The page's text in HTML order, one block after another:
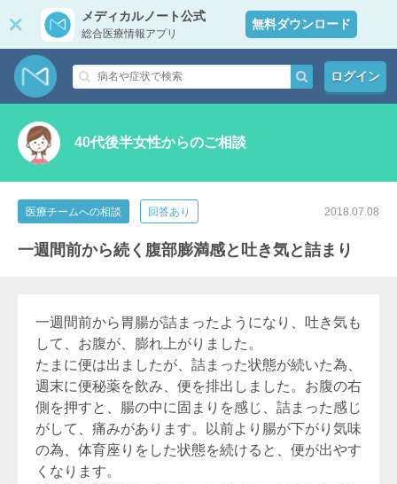
メディカルノート公式
総合医療情報アプリ
無料ダウンロード
ログイン
40代後半女性からのご相談
医療チームへの相談 回答あり 2018.07.08
一週間前から続く腹部膨満感と吐き気と詰まり
一週間前から胃腸が詰まったようになり、吐き気も
して、お腹が、膨れ上がりました。
たまに便は出ましたが、詰まった状態が続いた為、
週末に便秘薬を飲み、便を排出しました。お腹の右
側を押すと、腸の中に固まりを感じ、詰まった感じ
がして、痛みがあります。以前より腸が下がり気味
の為、体育座りをした状態を続けると、便が出やす
くなります。